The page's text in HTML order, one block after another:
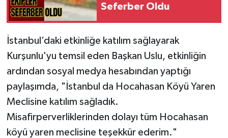
Seferber Oldu
İstanbul’daki etkinliğe katılım sağlayarak
Kurşunlu'yu temsil eden Başkan Uslu, etkinliğin
ardından sosyal medya hesabından yaptığı
paylaşımda, "İstanbul da Hocahasan Köyü Yaren
Meclisine katılım sağladık.
Misafirperverliklerinden dolayı tüm Hocahasan
köyü yaren meclisine teşekkür ederim."